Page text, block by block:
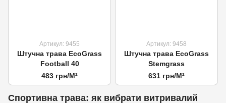
Артикул: 9455
Штучна трава EcoGrass
Football 40
483 грн/М²
Артикул: 9458
Штучна трава EcoGrass
Stemgrass
631 грн/М²
Спортивна трава: як вибрати витривалий